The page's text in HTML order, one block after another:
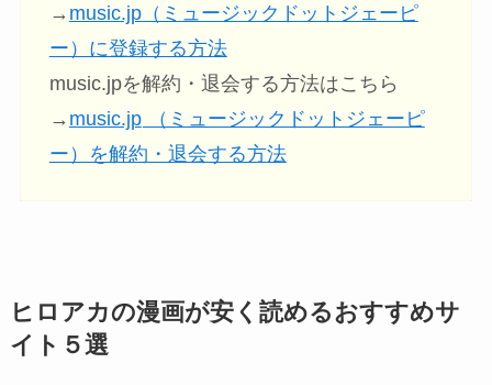
→ music.jp（ミュージックドットジェーピ
ー）に登録する方法
music.jpを解約・退会する方法はこちら
→ music.jp （ミュージックドットジェーピ
ー）を解約・退会する方法
ヒロアカの漫画が安く読めるおすすめサ
イト５選